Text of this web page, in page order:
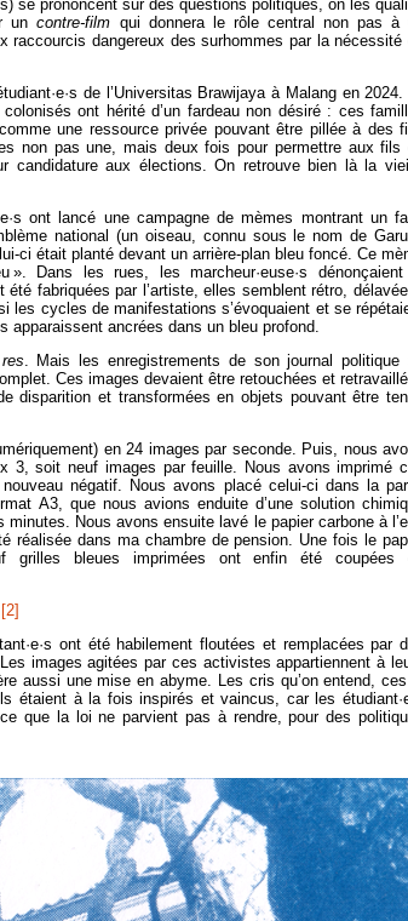
se prononcent sur des questions politiques, on les
uncontre-film qui donnera le rôle central non pas à
raccourcis dangereux des surhommes par la nécessité
de l’Universitas Brawijaya à Malang en
ont hérité d’un fardeau non désiré : ces
une ressource privée pouvant être pillée à des
non pas une, mais deux fois pour permettre aux fils
candidature aux élections. On retrouve bien là la
ont lancé une campagne de mèmes montrant un
national (un oiseau, connu sous le nom de
ci était planté devant un arrière-plan bleu foncé. Ce
Dans les rues, les marcheur·euse·s
fabriquées par l’artiste, elles semblent rétro,
cycles de manifestations s’évoquaient et se
apparaissent ancrées dans un bleu profond.
. Mais les enregistrements de son journal politique
Ces images devaient être retouchées et
disparition et transformées en objets pouvant être
en 24 images par seconde. Puis, nous
3, soit neuf images par feuille. Nous avons imprimé
négatif. Nous avons placé celui-ci dans la
A3, que nous avions enduite d’une solution
Nous avons ensuite lavé le papier carbone à
réalisée dans ma chambre de pension. Une fois le
grilles bleues imprimées ont enfin été coupées
[2]
ont été habilement floutées et remplacées par
images agitées par ces activistes appartiennent à
aussi une mise en abyme. Les cris qu’on entend,
étaient à la fois inspirés et vaincus, car les
que la loi ne parvient pas à rendre, pour des